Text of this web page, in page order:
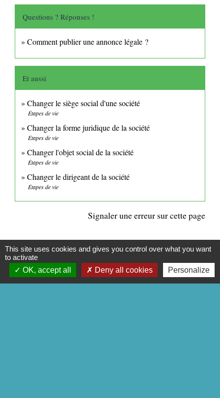
Questions ? Réponses !
Comment publier une annonce légale ?
Et aussi
Changer le siège social d'une société
Étapes de vie
Changer la forme juridique de la société
Étapes de vie
Changer l'objet social de la société
Étapes de vie
Changer le dirigeant de la société
Étapes de vie
Signaler une erreur sur cette page
CONTACTS
This site uses cookies and gives you control over what you want
to activate
OK, accept all
Deny all cookies Personalize